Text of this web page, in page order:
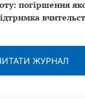
погіршення
ЖУРНАЛ